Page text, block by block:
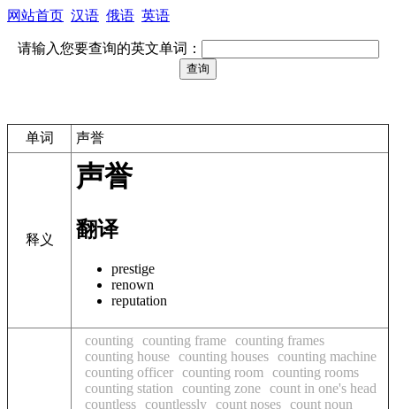
网站首页 汉语 俄语 英语
请输入您要查询的英文单词：
单词 声誉
释义
声誉
翻译
prestige
renown
reputation
counting counting frame counting frames
counting house counting houses counting machine
counting officer counting room
counting rooms
counting station
counting zone count in one's head
countless countlessly count noses count noun